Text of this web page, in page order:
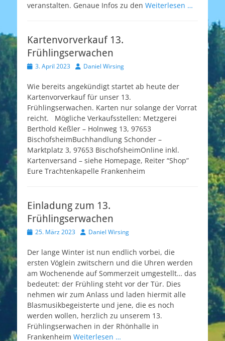
veranstalten. Genaue Infos zu den Weiterlesen …
Kartenvorverkauf 13.
Frühlingserwachen
Veröffentlicht
3. April 2023 AutorDaniel Wirsing
Wie bereits angekündigt startet ab heute der
Kartenvorverkauf für unser 13.
Frühlingserwachen. Karten nur solange der Vorrat
reicht. Mögliche Verkaufsstellen: Metzgerei
Berthold Keßler – Holnweg 13, 97653
BischofsheimBuchhandlung Schonder –
Marktplatz 3, 97653 BischofsheimOnline inkl.
Kartenversand – siehe Homepage, Reiter “Shop”
Eure Trachtenkapelle Frankenheim
Einladung zum 13.
Frühlingserwachen
Veröffentlicht
25. März 2023 AutorDaniel Wirsing
Der lange Winter ist nun endlich vorbei, die
ersten Vöglein zwitschern und die Uhren werden
am Wochenende auf Sommerzeit umgestellt… das
bedeutet: der Frühling steht vor der Tür. Dies
nehmen wir zum Anlass und laden hiermit alle
Blasmusikbegeisterte und jene, die es noch
werden wollen, herzlich zu unserem 13.
Frühlingserwachen in der Rhönhalle in
Frankenheim Weiterlesen …